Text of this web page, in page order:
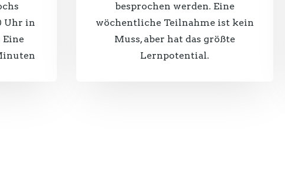
Uhr in
Eine
besprochen werden. Eine
wöchentliche Teilnahme ist kein
Muss, aber hat das größte
Lernpotential.